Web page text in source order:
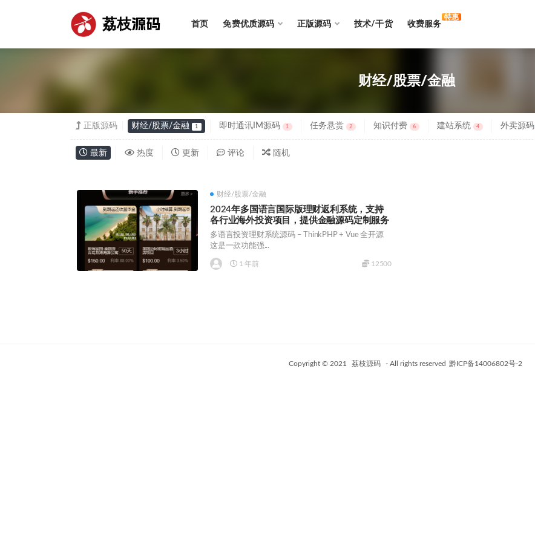
荔枝源码 首页 免费优质源码 正版源码 技术/干货 收费服务
特惠
财经/股票/金融
正版源码 财经/股票/金融 1 即时通讯IM源码 1 任务悬赏 2 知识付费 6 建站系统 4 外卖源码
最新 热度 更新 评论 随机
财经/股票/金融
2024年多国语言国际版理财返利系统，支持
各行业海外投资项目，提供金融源码定制服务
多语言投资理财系统源码 – ThinkPHP + Vue 全开源
这是一款功能强...
1 年前 12500
Copyright © 2021 荔枝源码 - All rights reserved 黔ICP备14006802号-2